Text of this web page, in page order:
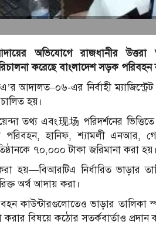
অভিযোগে রাজধানীর উত্তরা
করেছে বাংলাদেশ সড়ক পরিবহন
আদালত–০৬-এর নির্বাহী
হয়।
তথ্য এবং现场 পরিদর্শনের
পরিবহন, হানিফ, শ্যামলী এনআর,
৭০,০০০ টাকা জরিমানা করা হয়।
হয়—বিআরটিএ নির্ধারিত ভাড়ার
অর্থ আদায় করা।
কাউন্টারগুলোতেও ভাড়ার তালিকা
বিষয়ে কঠোর সতর্কবার্তাও প্রদান